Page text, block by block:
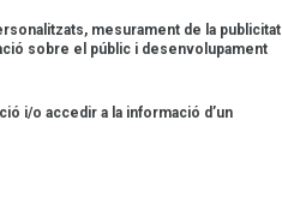
música
les
mesurament de la publicitat
sobre el públic i desenvolupament
i/o accedir a la informació d’un